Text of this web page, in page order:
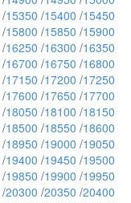
/15350 /15400 /15450
/15800 /15850 /15900
/16250 /16300 /16350
/16700 /16750 /16800
/17150 /17200 /17250
/17600 /17650 /17700
/18050 /18100 /18150
/18500 /18550 /18600
/18950 /19000 /19050
/19400 /19450 /19500
/19850 /19900 /19950
/20300 /20350 /20400